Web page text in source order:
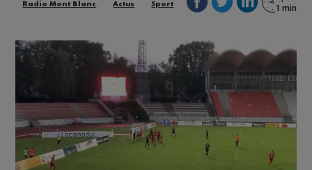
Radio Mont Blanc Actus Sport